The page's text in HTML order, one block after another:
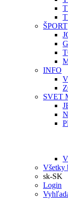
ŠPORT
INFO
SVET
Všetky
sk-SK
Login